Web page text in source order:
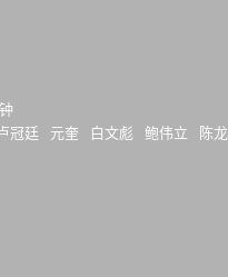
冠廷 元奎 白文彪 鲍伟立 陈龙